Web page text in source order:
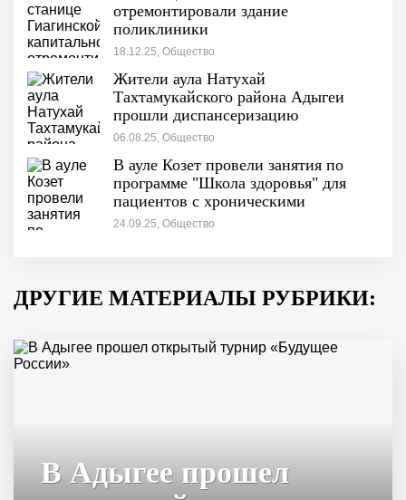
отремонтировали здание
поликлиники
18.12.25, Общество
Жители аула Натухай
Тахтамукайского района Адыгеи
прошли диспансеризацию
06.08.25, Общество
В ауле Козет провели занятия по
программе "Школа здоровья" для
пациентов с хроническими
неинфекционными заболеваниями
24.09.25, Общество
ДРУГИЕ МАТЕРИАЛЫ РУБРИКИ:
В Адыгее прошел